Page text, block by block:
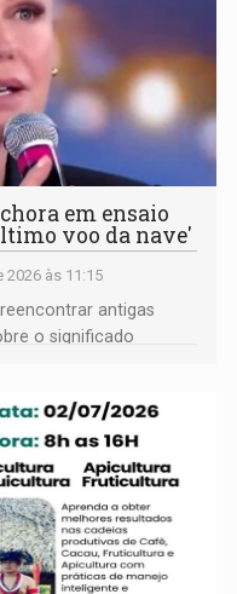
em ensaio
voo da nave'
2026 às 11:15
antigas
o significado